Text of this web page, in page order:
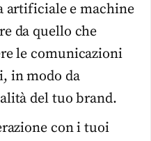
artificiale e machine
da quello che
le comunicazioni
in modo da
del tuo brand.
con i tuoi